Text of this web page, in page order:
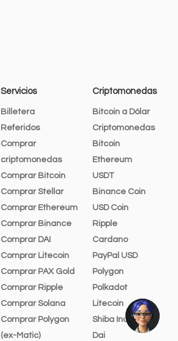
Servicios
Billetera
Referidos
Comprar
criptomonedas
Comprar Bitcoin
Comprar Stellar
Comprar Ethereum
Comprar Binance
Comprar DAI
Comprar Litecoin
Comprar PAX Gold
Comprar Ripple
Comprar Solana
Comprar Polygon
(ex-Matic)
Criptomonedas
Bitcoin a Dólar
Criptomonedas
Bitcoin
Ethereum
USDT
Binance Coin
USD Coin
Ripple
Cardano
PayPal USD
Polygon
Polkadot
Litecoin
Shiba Inu
Dai